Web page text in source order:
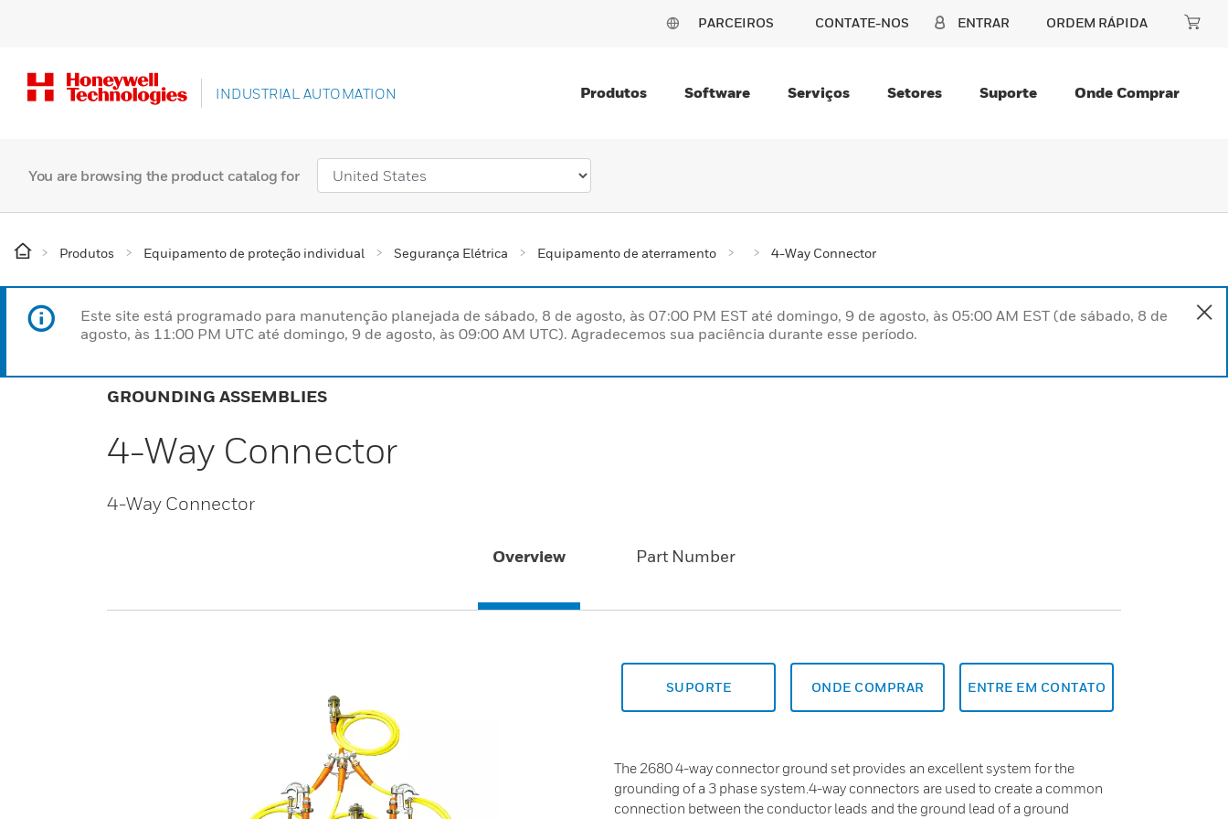
PARCEIROS CONTATE-NOS ENTRAR ORDEM RÁPIDA
INDUSTRIAL AUTOMATION Produtos Software Serviços Setores Suporte Onde Comprar
You are browsing the product catalog for
Produtos Equipamento de proteção individual Segurança Elétrica Equipamento de aterramento 4-Way Connector
Este site está programado para manutenção planejada de sábado, 8 de agosto, às 07:00 PM EST até domingo, 9 de agosto, às 05:00 AM EST (de sábado, 8 de
agosto, às 11:00 PM UTC até domingo, 9 de agosto, às 09:00 AM UTC). Agradecemos sua paciência durante esse período.
GROUNDING ASSEMBLIES
4-Way Connector
4-Way Connector
Overview Part Number
SUPORTE ONDE COMPRAR ENTRE EM CONTATO
The 2680 4-way connector ground set provides an excellent system for the
grounding of a 3 phase system.4-way connectors are used to create a common
connection between the conductor leads and the ground lead of a ground